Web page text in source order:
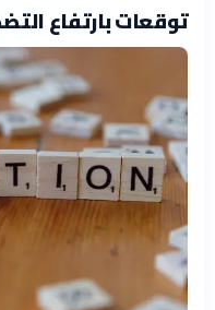
توقعات بارتفاع التضخم